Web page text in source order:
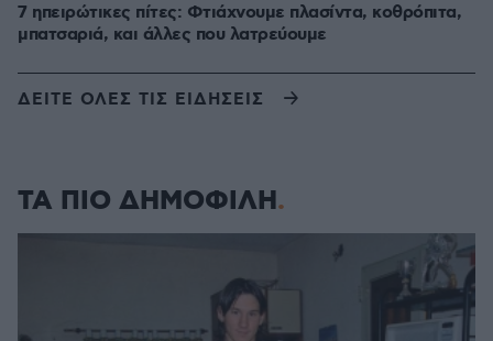
7 ηπειρώτικες πίτες: Φτιάχνουμε πλασίντα, κοθρόπιτα,
μπατσαριά, και άλλες που λατρεύουμε
ΔΕΙΤΕ ΟΛΕΣ ΤΙΣ ΕΙΔΗΣΕΙΣ
ΤΑ ΠΙΟ ΔΗΜΟΦΙΛΗ